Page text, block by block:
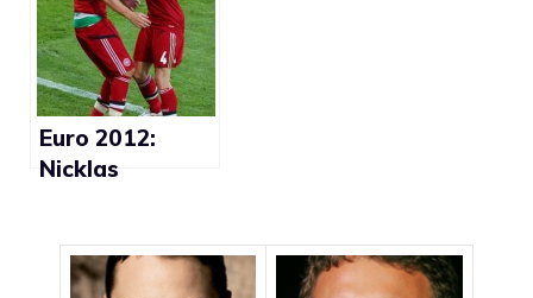
Euro 2012:
Nicklas
(foto)